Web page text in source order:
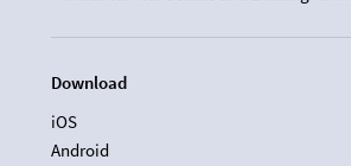
Download
iOS
Android